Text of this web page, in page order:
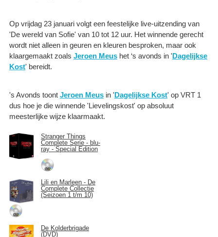
Op vrijdag 23 januari volgt een feestelijke live-uitzending van
'De wereld van Sofie' van 10 tot 12 uur. Het winnende gerecht
wordt niet alleen in geuren en kleuren besproken, maar ook
klaargemaakt zoals Jeroen Meus het ‘s avonds in 'Dagelijkse
Kost' bereidt.
's Avonds toont Jeroen Meus in 'Dagelijkse Kost' op VRT 1
dus hoe je die winnende 'Lievelingskost' op absoluut
meesterlijke wijze klaarmaakt.
Stranger Things
Complete Serie - blu-
ray - Special Edition
Lili en Marleen - De
Complete Collectie
(Seizoen 1 t/m 10)
De Kolderbrigade
(DVD)